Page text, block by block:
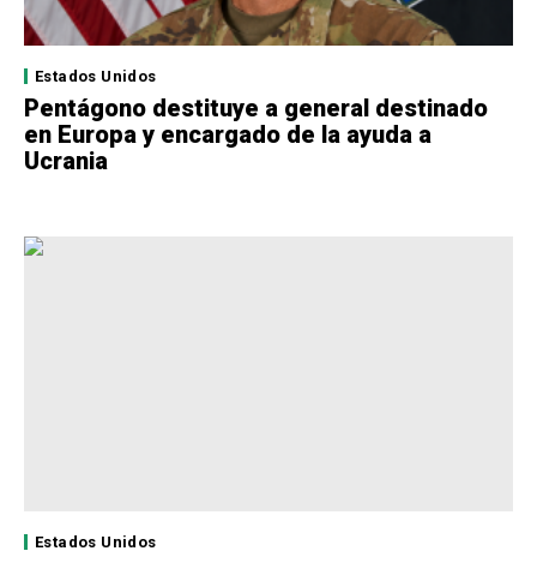
Estados Unidos
Pentágono destituye a general destinado
en Europa y encargado de la ayuda a
Ucrania
Estados Unidos